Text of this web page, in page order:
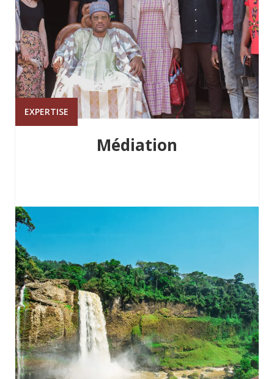
EXPERTISE
Médiation